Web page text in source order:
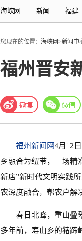
海峡网 新闻 福建
您现在的位置： 海峡网>新闻中
福州晋安
福州新闻网4月12
乡融合为纽带，一场精
新店”新时代文明实践
农深度融合，帮农户解
春日北峰，重山叠
多年前，寿山乡的猪蹄